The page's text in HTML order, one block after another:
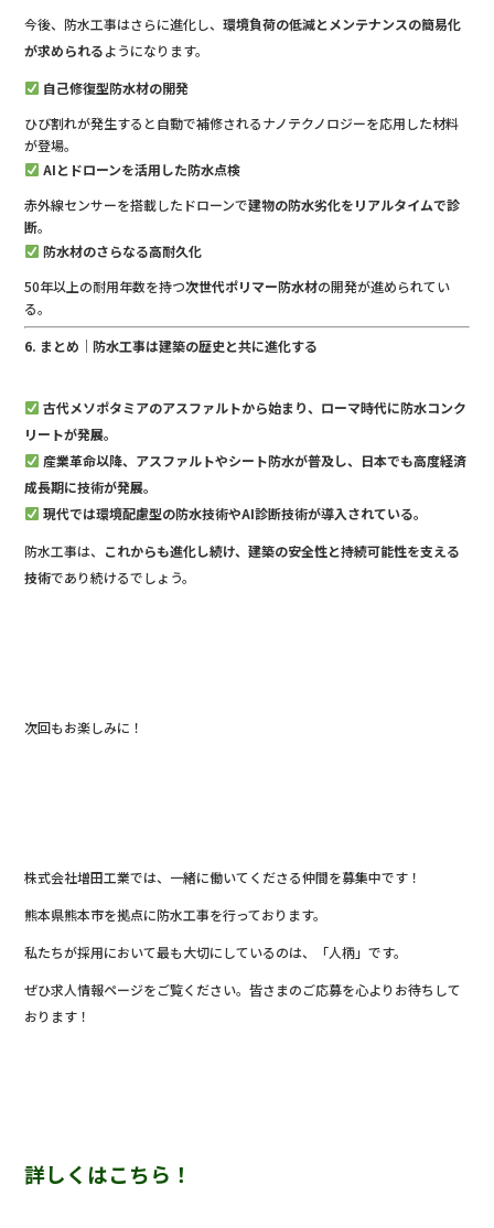
今後、防水工事はさらに進化し、環境負荷の低減とメンテナンスの簡易化
が求められるようになります。
自己修復型防水材の開発
ひび割れが発生すると自動で補修されるナノテクノロジーを応用した材料
が登場。
AIとドローンを活用した防水点検
赤外線センサーを搭載したドローンで建物の防水劣化をリアルタイムで診
断。
防水材のさらなる高耐久化
50年以上の耐用年数を持つ次世代ポリマー防水材の開発が進められてい
る。
6. まとめ｜防水工事は建築の歴史と共に進化する
古代メソポタミアのアスファルトから始まり、ローマ時代に防水コンク
リートが発展。
産業革命以降、アスファルトやシート防水が普及し、日本でも高度経済
成長期に技術が発展。
現代では環境配慮型の防水技術やAI診断技術が導入されている。
防水工事は、 これからも進化し続け、建築の安全性と持続可能性を支える
技術であり続けるでしょう。
次回もお楽しみに！
株式会社増田工業では、一緒に働いてくださる仲間を募集中です！
熊本県熊本市を拠点に防水工事を行っております。
私たちが採用において最も大切にしているのは、「人柄」です。
ぜひ求人情報ページをご覧ください。皆さまのご応募を心よりお待ちして
おります！
詳しくはこちら！